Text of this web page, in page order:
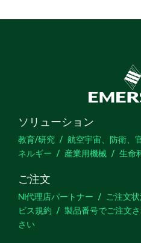
ソリューション
教育/研究 航空宇宙、防衛、
ネルギー
産業用機械 生命
ご注文
NI代理店パートナー ご注文
ビス規約
製品番号でご注文
さい